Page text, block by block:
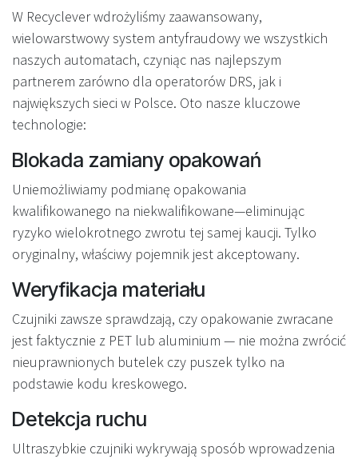
W Recyclever wdrożyliśmy zaawansowany,
wielowarstwowy system antyfraudowy we wszystkich
naszych automatach, czyniąc nas najlepszym
partnerem zarówno dla operatorów DRS, jak i
największych sieci w Polsce. Oto nasze kluczowe
technologie:
Blokada zamiany opakowań
Uniemożliwiamy podmianę opakowania
kwalifikowanego na niekwalifikowane—eliminując
ryzyko wielokrotnego zwrotu tej samej kaucji. Tylko
oryginalny, właściwy pojemnik jest akceptowany.
Weryfikacja materiału
Czujniki zawsze sprawdzają, czy opakowanie zwracane
jest faktycznie z PET lub aluminium — nie można zwrócić
nieuprawnionych butelek czy puszek tylko na
podstawie kodu kreskowego.
Detekcja ruchu
Ultraszybkie czujniki wykrywają sposób wprowadzenia